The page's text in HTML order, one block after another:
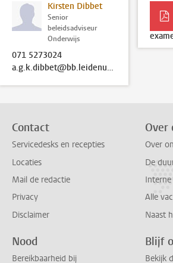
Kirsten Dibbet
Senior
beleidsadviseur
Onderwijs
071 5273024
a.g.k.dibbet@bb.leidenuniv.nl
Contact
Servicedesks en recepties
Locaties
Mail de redactie
Privacy
Disclaimer
Over
Over
De
Alle
Naast
Nood
Bereikbaarheid bij
Blijf
Bekijk